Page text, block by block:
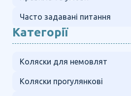
Часто задавані питання
Категорії
Коляски для немовлят
Коляски прогулянкові